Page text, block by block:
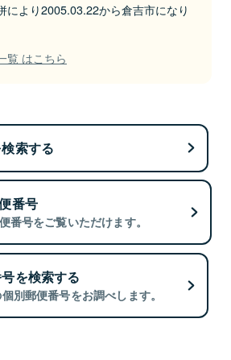
により2005.03.22から倉吉市になり
覧 はこちら
索する
番号
番号をご覧いただけます。
を検索する
別郵便番号をお調べします。